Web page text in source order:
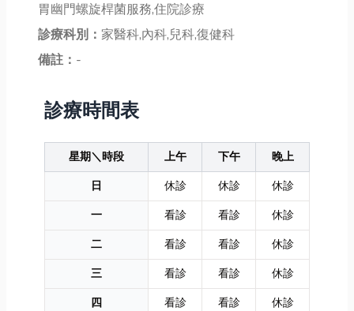
胃幽門螺旋桿菌服務,住院診療
診療科別： 家醫科,內科,兒科,復健科
備註： -
診療時間表
星期＼時段 上午 下午
晚上
日
休診 休診
休診
一
看診 看診
休診
二
看診 看診
休診
三
看診 看診
休診
四
看診 看診
休診